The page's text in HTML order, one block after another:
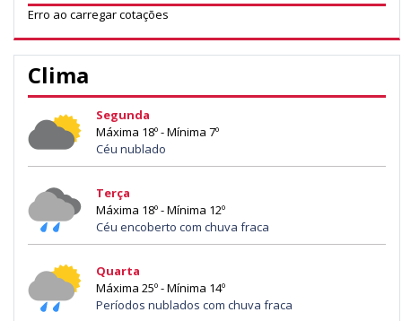
Erro ao carregar cotações
Clima
Segunda
Máxima 18º - Mínima 7º
Céu nublado
Terça
Máxima 18º - Mínima 12º
Céu encoberto com chuva fraca
Quarta
Máxima 25º - Mínima 14º
Períodos nublados com chuva fraca